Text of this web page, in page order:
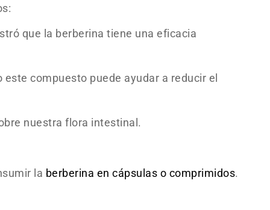
que la berberina tiene una eficacia
compuesto puede ayudar a reducir el
nuestra flora intestinal.
la berberina en cápsulas o comprimidos.